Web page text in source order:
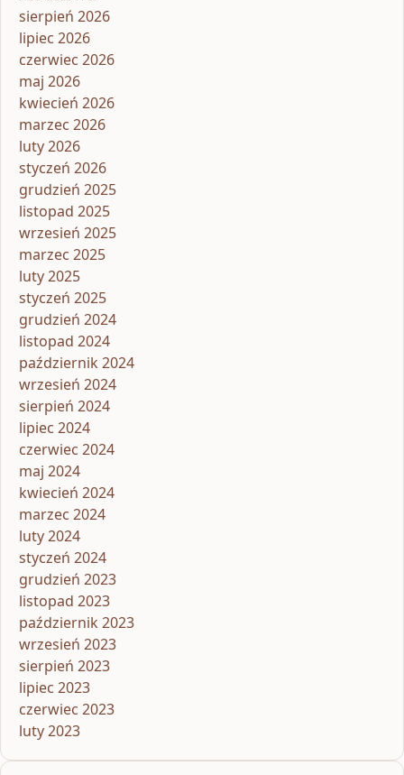
sierpień 2026
lipiec 2026
czerwiec 2026
maj 2026
kwiecień 2026
marzec 2026
luty 2026
styczeń 2026
grudzień 2025
listopad 2025
wrzesień 2025
marzec 2025
luty 2025
styczeń 2025
grudzień 2024
listopad 2024
październik 2024
wrzesień 2024
sierpień 2024
lipiec 2024
czerwiec 2024
maj 2024
kwiecień 2024
marzec 2024
luty 2024
styczeń 2024
grudzień 2023
listopad 2023
październik 2023
wrzesień 2023
sierpień 2023
lipiec 2023
czerwiec 2023
luty 2023